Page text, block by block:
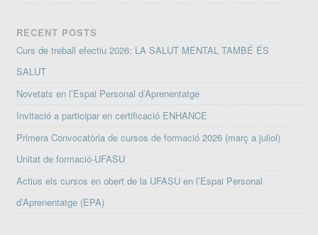
RECENT POSTS
Curs de treball efectiu 2026: LA SALUT MENTAL TAMBÉ ÉS
SALUT
Novetats en l’Espai Personal d’Aprenentatge
Invitació a participar en certificació ENHANCE
Primera Convocatòria de cursos de formació 2026 (març a juliol)
Unitat de formació-UFASU
Actius els cursos en obert de la UFASU en l’Espai Personal
d’Aprenentatge (EPA)